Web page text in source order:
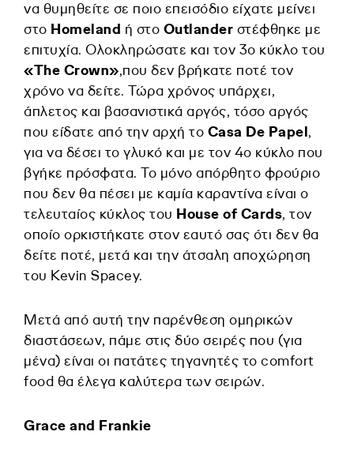
να θυμηθείτε σε ποιο επεισόδιο είχατε μείνει
στο Homeland ή στο Outlander στέφθηκε με
επιτυχία. Ολοκληρώσατε και τον 3ο κύκλο του
«The Crown»,που δεν βρήκατε ποτέ τον
χρόνο να δείτε. Τώρα χρόνος υπάρχει,
άπλετος και βασανιστικά αργός, τόσο αργός
που είδατε από την αρχή το Casa De Papel,
για να δέσει το γλυκό και με τον 4o κύκλο που
βγήκε πρόσφατα. To μόνο απόρθητο φρούριο
που δεν θα πέσει με καμία καραντίνα είναι ο
τελευταίος κύκλος του House of Cards, τον
οποίο ορκιστήκατε στον εαυτό σας ότι δεν θα
δείτε ποτέ, μετά και την άτσαλη αποχώρηση
του Kevin Spacey.
Μετά από αυτή την παρένθεση ομηρικών
διαστάσεων, πάμε στις δύο σειρές που (για
μένα) είναι οι πατάτες τηγανητές το comfort
food θα έλεγα καλύτερα των σειρών.
Grace and Frankie